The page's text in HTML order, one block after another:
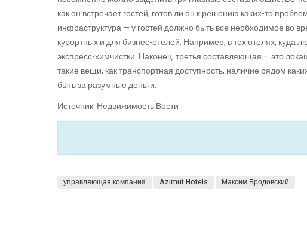
как он встречает гостей, готов ли он к решению каких-то
инфраструктура — у гостей должно быть все необходимое во
курортных и для бизнес-отелей. Например, в тех отелях, куда
экспресс-химчистки. Наконец, третья составляющая – это
такие вещи, как транспортная доступность, наличие рядом
быть за разумные деньги.
Источник: Недвижимость Вести
управляющая компания Azimut Hotels Максим Бродовский